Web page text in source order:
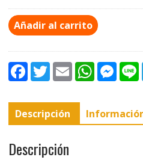
Añadir al carrito
F
a
b
o
o
T
w
t
e
r
E
m
l
W
h
A
p
M
e
n
g
L
i
Descripción
Descripción